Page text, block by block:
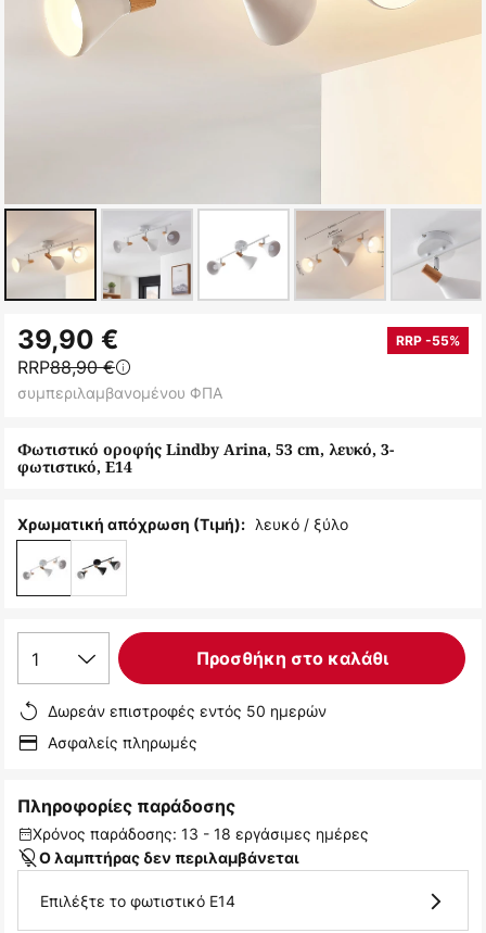
στην
αρχή
της
εικόνων
Φωτιστικό οροφής Lindby Arina, 53 cm, λευκό, 3-
φωτιστικό, E14
39,90 € RRP -55%
RRP88,90 €
συμπεριλαμβανομένου ΦΠΑ
Χρωματική απόχρωση (Τιμή): λευκό / ξύλο
1 Προσθήκη στο καλάθι
Δωρεάν επιστροφές εντός 50 ημερών
Ασφαλείς πληρωμές
Πληροφορίες παράδοσης
Χρόνος παράδοσης: 13 - 18 εργάσιμες ημέρες
Ο λαμπτήρας δεν περιλαμβάνεται
Επιλέξτε το φωτιστικό E14